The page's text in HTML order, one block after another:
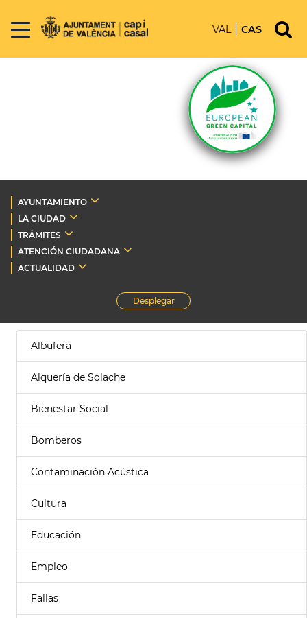
VAL CAS
AYUNTAMIENTO
LA CIUDAD
TRÁMITES
ATENCIÓN CIUDADANA
ACTUALIDAD
Desplegar
Albufera
Alquería de Solache
Bienestar Social
Bomberos
Contaminación Acústica
Cultura
Educación
Empleo
Fallas